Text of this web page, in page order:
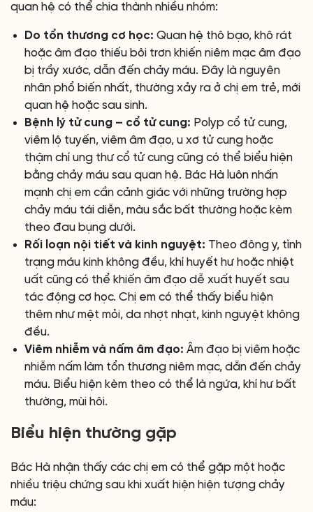
quan hệ có thể chia thành nhiều nhóm:
Do tổn thương cơ học: Quan hệ thô bạo, khô rát
hoặc âm đạo thiếu bôi trơn khiến niêm mạc âm đạo
bị trầy xước, dẫn đến chảy máu. Đây là nguyên
nhân phổ biến nhất, thường xảy ra ở chị em trẻ, mới
quan hệ hoặc sau sinh.
Bệnh lý tử cung – cổ tử cung: Polyp cổ tử cung,
viêm lộ tuyến, viêm âm đạo, u xơ tử cung hoặc
thậm chí ung thư cổ tử cung cũng có thể biểu hiện
bằng chảy máu sau quan hệ. Bác Hà luôn nhấn
mạnh chị em cần cảnh giác với những trường hợp
chảy máu tái diễn, màu sắc bất thường hoặc kèm
theo đau bụng dưới.
Rối loạn nội tiết và kinh nguyệt: Theo đông y, tình
trạng máu kinh không đều, khí huyết hư hoặc nhiệt
uất cũng có thể khiến âm đạo dễ xuất huyết sau
tác động cơ học. Chị em có thể thấy biểu hiện
thêm như mệt mỏi, da nhợt nhạt, kinh nguyệt không
đều.
Viêm nhiễm và nấm âm đạo: Âm đạo bị viêm hoặc
nhiễm nấm làm tổn thương niêm mạc, dẫn đến chảy
máu. Biểu hiện kèm theo có thể là ngứa, khí hư bất
thường, mùi hôi.
Biểu hiện thường gặp
Bác Hà nhận thấy các chị em có thể gặp một hoặc
nhiều triệu chứng sau khi xuất hiện hiện tượng chảy
máu: